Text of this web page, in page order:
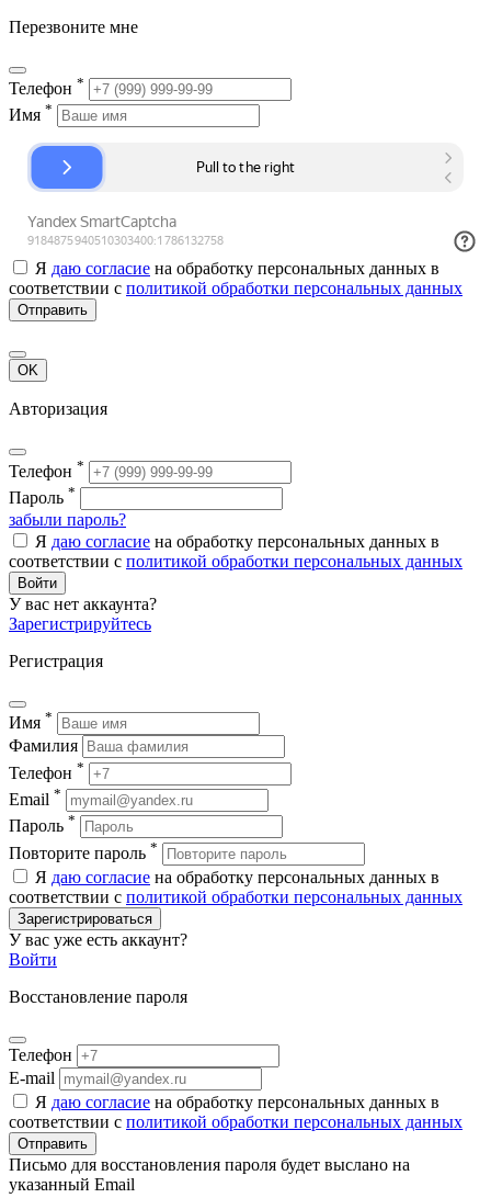
Перезвоните мне
Телефон *
Имя *
Я даю согласие на обработку персональных данных в
соответствии с политикой обработки персональных данных
Отправить
OK
Авторизация
Телефон *
Пароль *
забыли пароль?
Я даю согласие на обработку персональных данных в
соответствии с политикой обработки персональных данных
Войти
У вас нет аккаунта?
Зарегистрируйтесь
Регистрация
Имя *
Фамилия
Телефон *
Email *
Пароль *
Повторите пароль *
Я даю согласие на обработку персональных данных в
соответствии с политикой обработки персональных данных
Зарегистрироваться
У вас уже есть аккаунт?
Войти
Восстановление пароля
Телефон
E-mail
Я даю согласие на обработку персональных данных в
соответствии с политикой обработки персональных данных
Отправить
Письмо для восстановления пароля будет выслано на
указанный Email